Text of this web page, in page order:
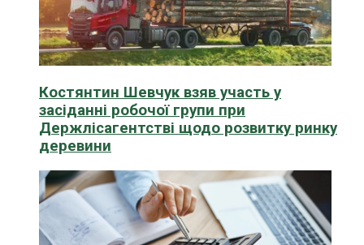
Костянтин Шевчук взяв участь у
засіданні робочої групи при
Держлісагентстві щодо розвитку ринку
деревини